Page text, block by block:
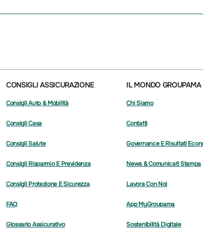
CONSIGLI ASSICURAZIONE
Consigli Auto & Mobilità
Consigli Casa
Consigli Salute
Consigli Risparmio E Previdenza
Consigli Protezione E Sicurezza
FAQ
Glossario Assicurativo
IL MONDO GROUPAMA
Chi Siamo
Contatti
Governance E Risultati
News & Comunicati Stampa
Lavora Con Noi
App MyGroupama
Sostenibilità Digitale